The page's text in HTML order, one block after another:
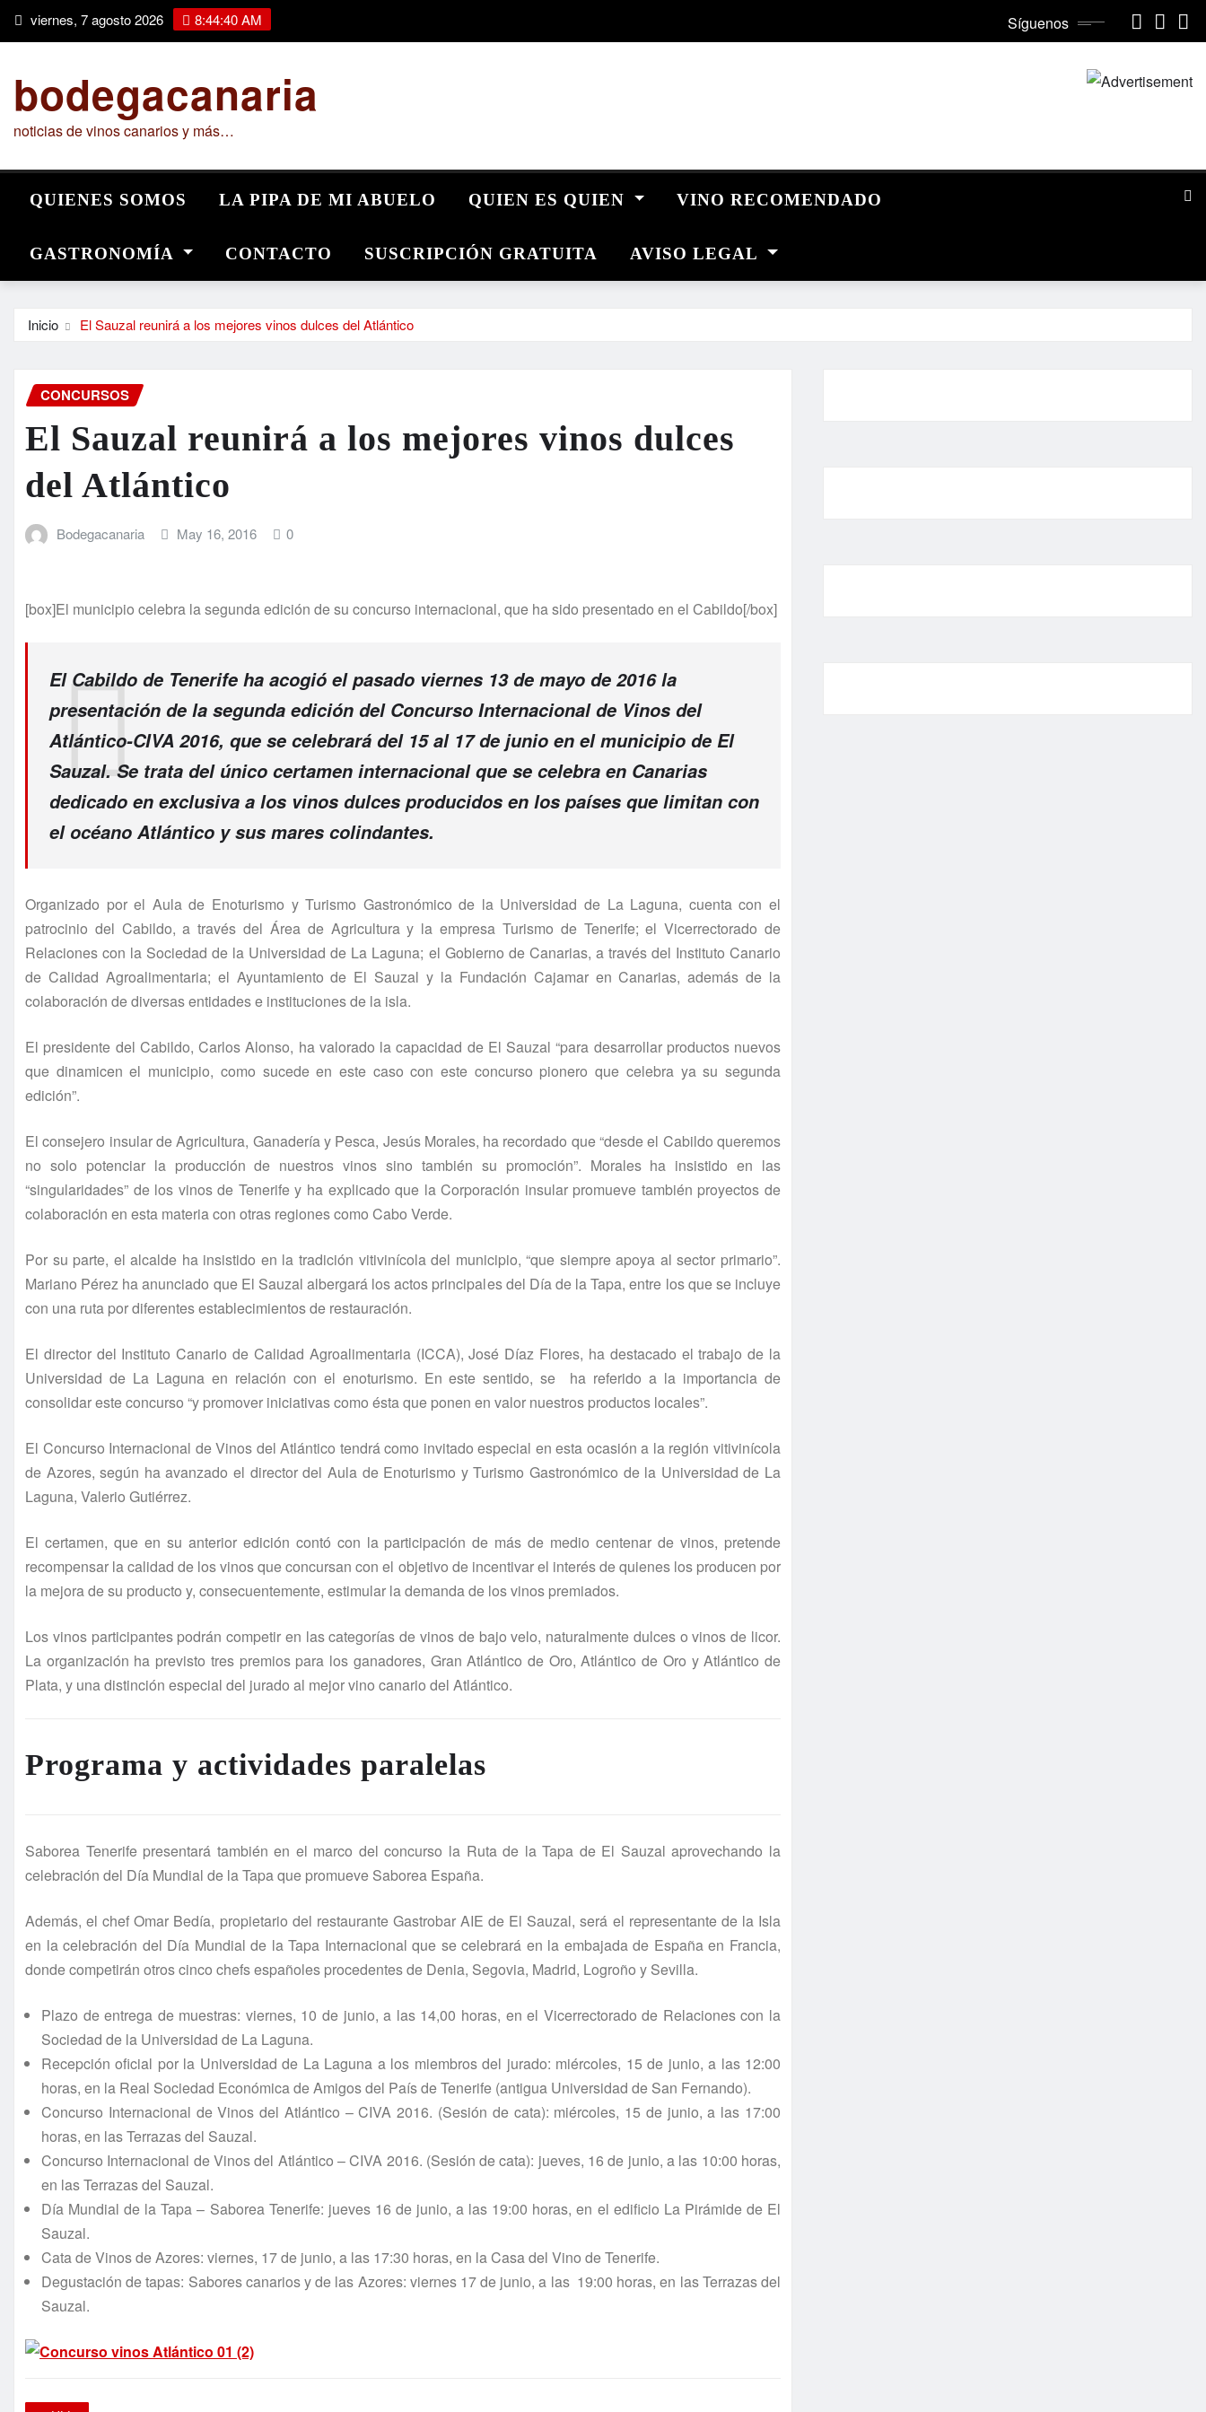
Saltar viernes, 7 agosto 2026 8:44:41 AM Síguenos
bodegacanaria
noticias de vinos canarios y más…
QUIENES SOMOS LA PIPA DE MI ABUELO QUIEN ES QUIEN VINO RECOMENDADO
GASTRONOMÍA CONTACTO SUSCRIPCIÓN GRATUITA AVISO LEGAL
Inicio El Sauzal reunirá a los mejores vinos dulces del Atlántico
CONCURSOS
El Sauzal reunirá a los mejores vinos dulces
del Atlántico
Bodegacanaria May 16, 2016 0
[box]El municipio celebra la segunda edición de su concurso internacional, que ha sido presentado en el Cabildo[/box]
El Cabildo de Tenerife ha acogió el pasado viernes 13 de mayo de 2016 la
presentación de la segunda edición del Concurso Internacional de Vinos del
Atlántico-CIVA 2016, que se celebrará del 15 al 17 de junio en el municipio de El
Sauzal. Se trata del único certamen internacional que se celebra en Canarias
dedicado en exclusiva a los vinos dulces producidos en los países que limitan con
el océano Atlántico y sus mares colindantes.
Organizado por el Aula de Enoturismo y Turismo Gastronómico de la Universidad de La Laguna, cuenta con el
patrocinio del Cabildo, a través del Área de Agricultura y la empresa Turismo de Tenerife; el Vicerrectorado de
Relaciones con la Sociedad de la Universidad de La Laguna; el Gobierno de Canarias, a través del Instituto Canario
de Calidad Agroalimentaria; el Ayuntamiento de El Sauzal y la Fundación Cajamar en Canarias, además de la
colaboración de diversas entidades e instituciones de la isla.
El presidente del Cabildo, Carlos Alonso, ha valorado la capacidad de El Sauzal “para desarrollar productos nuevos
que dinamicen el municipio, como sucede en este caso con este concurso pionero que celebra ya su segunda
edición”.
El consejero insular de Agricultura, Ganadería y Pesca, Jesús Morales, ha recordado que “desde el Cabildo queremos
no solo potenciar la producción de nuestros vinos sino también su promoción”. Morales ha insistido en las
“singularidades” de los vinos de Tenerife y ha explicado que la Corporación insular promueve también proyectos de
colaboración en esta materia con otras regiones como Cabo Verde.
Por su parte, el alcalde ha insistido en la tradición vitivinícola del municipio, “que siempre apoya al sector primario”.
Mariano Pérez ha anunciado que El Sauzal albergará los actos principales del Día de la Tapa, entre los que se incluye
con una ruta por diferentes establecimientos de restauración.
El director del Instituto Canario de Calidad Agroalimentaria (ICCA), José Díaz Flores, ha destacado el trabajo de la
Universidad de La Laguna en relación con el enoturismo. En este sentido, se ha referido a la importancia de
consolidar este concurso “y promover iniciativas como ésta que ponen en valor nuestros productos locales”.
El Concurso Internacional de Vinos del Atlántico tendrá como invitado especial en esta ocasión a la región vitivinícola
de Azores, según ha avanzado el director del Aula de Enoturismo y Turismo Gastronómico de la Universidad de La
Laguna, Valerio Gutiérrez.
El certamen, que en su anterior edición contó con la participación de más de medio centenar de vinos, pretende
recompensar la calidad de los vinos que concursan con el objetivo de incentivar el interés de quienes los producen por
la mejora de su producto y, consecuentemente, estimular la demanda de los vinos premiados.
Los vinos participantes podrán competir en las categorías de vinos de bajo velo, naturalmente dulces o vinos de licor.
La organización ha previsto tres premios para los ganadores, Gran Atlántico de Oro, Atlántico de Oro y Atlántico de
Plata, y una distinción especial del jurado al mejor vino canario del Atlántico.
Programa y actividades paralelas
Saborea Tenerife presentará también en el marco del concurso la Ruta de la Tapa de El Sauzal aprovechando la
celebración del Día Mundial de la Tapa que promueve Saborea España.
Además, el chef Omar Bedía, propietario del restaurante Gastrobar AIE de El Sauzal, será el representante de la Isla
en la celebración del Día Mundial de la Tapa Internacional que se celebrará en la embajada de España en Francia,
donde competirán otros cinco chefs españoles procedentes de Denia, Segovia, Madrid, Logroño y Sevilla.
Plazo de entrega de muestras: viernes, 10 de junio, a las 14,00 horas, en el Vicerrectorado de Relaciones con la
Sociedad de la Universidad de La Laguna.
Recepción oficial por la Universidad de La Laguna a los miembros del jurado: miércoles, 15 de junio, a las 12:00
horas, en la Real Sociedad Económica de Amigos del País de Tenerife (antigua Universidad de San Fernando).
Concurso Internacional de Vinos del Atlántico – CIVA 2016. (Sesión de cata): miércoles, 15 de junio, a las 17:00
horas, en las Terrazas del Sauzal.
Concurso Internacional de Vinos del Atlántico – CIVA 2016. (Sesión de cata): jueves, 16 de junio, a las 10:00 horas,
en las Terrazas del Sauzal.
Día Mundial de la Tapa – Saborea Tenerife: jueves 16 de junio, a las 19:00 horas, en el edificio La Pirámide de El
Sauzal.
Cata de Vinos de Azores: viernes, 17 de junio, a las 17:30 horas, en la Casa del Vino de Tenerife.
Degustación de tapas: Sabores canarios y de las Azores: viernes 17 de junio, a las 19:00 horas, en las Terrazas del
Sauzal.